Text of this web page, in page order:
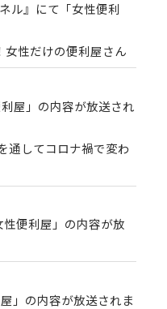
ル』にて「女性便利
女性だけの便利屋さん
屋」の内容が放送され
通してコロナ禍で変わ
便利屋」の内容が放
」の内容が放送されま